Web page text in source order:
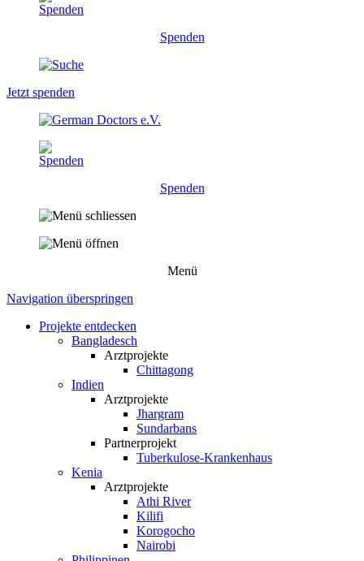
Spenden
Jetzt spenden
Spenden
Menü
Navigation überspringen
Projekte entdecken
Bangladesch
Arztprojekte
Chittagong
Indien
Arztprojekte
Jhargram
Sundarbans
Partnerprojekt
Tuberkulose-Krankenhaus
Kenia
Arztprojekte
Athi River
Kilifi
Korogocho
Nairobi